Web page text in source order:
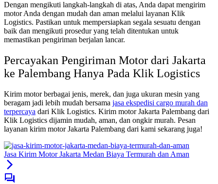
Dengan mengikuti langkah-langkah di atas, Anda dapat mengirim
motor Anda dengan mudah dan aman melalui layanan Klik
Logistics. Pastikan untuk mempersiapkan segala sesuatu dengan
baik dan mengikuti prosedur yang telah ditentukan untuk
memastikan pengiriman berjalan lancar.
Percayakan Pengiriman Motor dari Jakarta
ke Palembang Hanya Pada Klik Logistics
Kirim motor berbagai jenis, merek, dan juga ukuran mesin yang
beragam jadi lebih mudah bersama jasa ekspedisi cargo murah dan
terpercaya dari Klik Logistics. Kirim motor Jakarta Palembang dari
Klik Logistics dijamin mudah, aman, dan ongkir murah. Pesan
layanan kirim motor Jakarta Palembang dari kami sekarang juga!
Jasa Kirim Motor Jakarta Medan Biaya Termurah dan Aman